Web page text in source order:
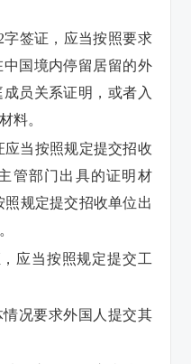
字签证，应当按照要求
国境内停留居留的外
员关系证明，或者入
料。
应当按照规定提交招收
管部门出具的证明材
规定提交招收单位出
应当按照规定提交工
况要求外国人提交其